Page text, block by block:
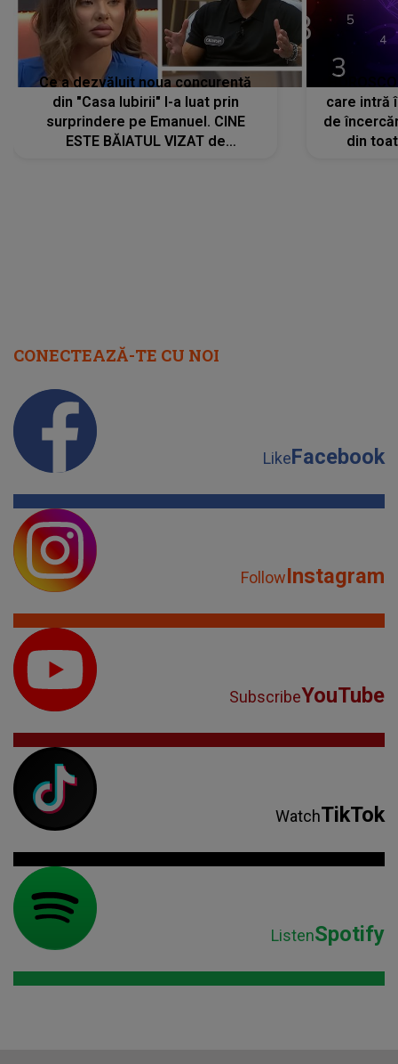
Ce a dezvăluit noua concurentă
din "Casa Iubirii" l-a luat prin
surprindere pe Emanuel. CINE
ESTE BĂIATUL VIZAT de
care intră
de
din
CONECTEAZĂ-TE CU NOI
LikeFacebook
FollowInstagram
SubscribeYouTube
WatchTikTok
ListenSpotify